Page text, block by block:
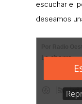
escuchar el
deseamos